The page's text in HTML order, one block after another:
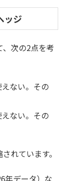
ッジ
次の2点を考
ない。その
ない。その
れています。
年データ）な